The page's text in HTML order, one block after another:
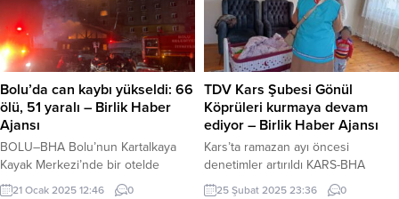
Mustafa Çiftçi, “Milli Müdafaadan
Milli Kalkınmaya Türkiye Yüzyılı’nın
Kadınları Yüzyılın Kadın İstihdamı: İş
Pozitif” Tanıtım Programı ve Fuar
Açılışı vesilesiyle Erzurum’a gelen
Çalışma ve Sosyal Güvenlik Bakanı
Vedat Işıkhan’ı havalimanında...
Bayramı’ndan sonra devreye
girecek. Emlak ofislerinin
girişlerinde “E” tabelası
bulundurulması zorunlu hale
gelecek. Tabelanın alt köşesinde,
taşınmaz ticaret yetki numarasının
yer alacağı, ayrıca emlak
danışmanlarının bilgilerine
ulaşılmasını sağlayacak QR kodu
bulunacak....
Bolu’da can kaybı yükseldi: 66
ölü, 51 yaralı – Birlik Haber
Ajansı
BOLU–BHA Bolu’nun Kartalkaya
Kayak Merkezi’nde bir otelde
meydana gelen yangında can kaybı
21 Ocak 2025 12:46 0
TDV Kars Şubesi Gönül
Köprüleri kurmaya devam
ediyor – Birlik Haber Ajansı
Kars’ta ramazan ayı öncesi
denetimler artırıldı KARS-BHA
Türkiye Diyanet Vakfı Kars Şubesi
25 Şubat 2025 23:36 0